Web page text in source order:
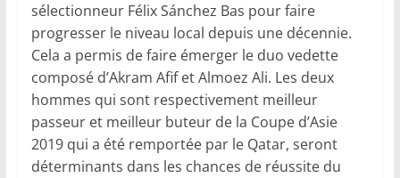
sélectionneur Félix Sánchez Bas pour faire
progresser le niveau local depuis une décennie.
Cela a permis de faire émerger le duo vedette
composé d’Akram Afif et Almoez Ali. Les deux
hommes qui sont respectivement meilleur
passeur et meilleur buteur de la Coupe d’Asie
2019 qui a été remportée par le Qatar, seront
déterminants dans les chances de réussite du